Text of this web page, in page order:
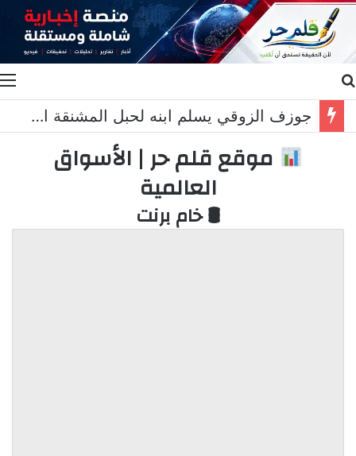
جوزف الزوقي يسلم ابنه لحبل المشنقة او للسجن المؤبد لتنكيله بمتهم مكبل على سرير المستشفى
موقع قلم حر | الأسواق
العالمية
🛢 خام برنت